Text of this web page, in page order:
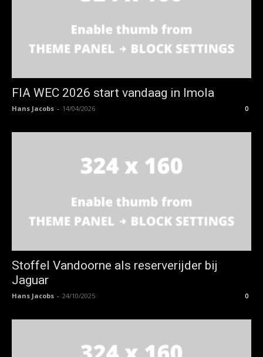
FIA WEC 2026 start vandaag in Imola
Hans Jacobs - 14/04/2026 0
Stoffel Vandoorne als reserverijder bij
Jaguar
Hans Jacobs - 24/10/2025 0